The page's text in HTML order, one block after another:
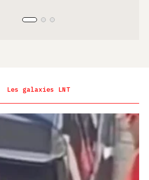
Les galaxies LNT